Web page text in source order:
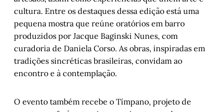
cultura. Entre os destaques dessa edição está uma
pequena mostra que reúne oratórios em barro
produzidos por Jacque Baginski Nunes, com
curadoria de Daniela Corso. As obras, inspiradas em
tradições sincréticas brasileiras, convidam ao
encontro e à contemplação.
O evento também recebe o Tímpano, projeto de